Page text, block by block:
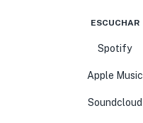
ESCUCHAR
Spotify
Apple Music
Soundcloud